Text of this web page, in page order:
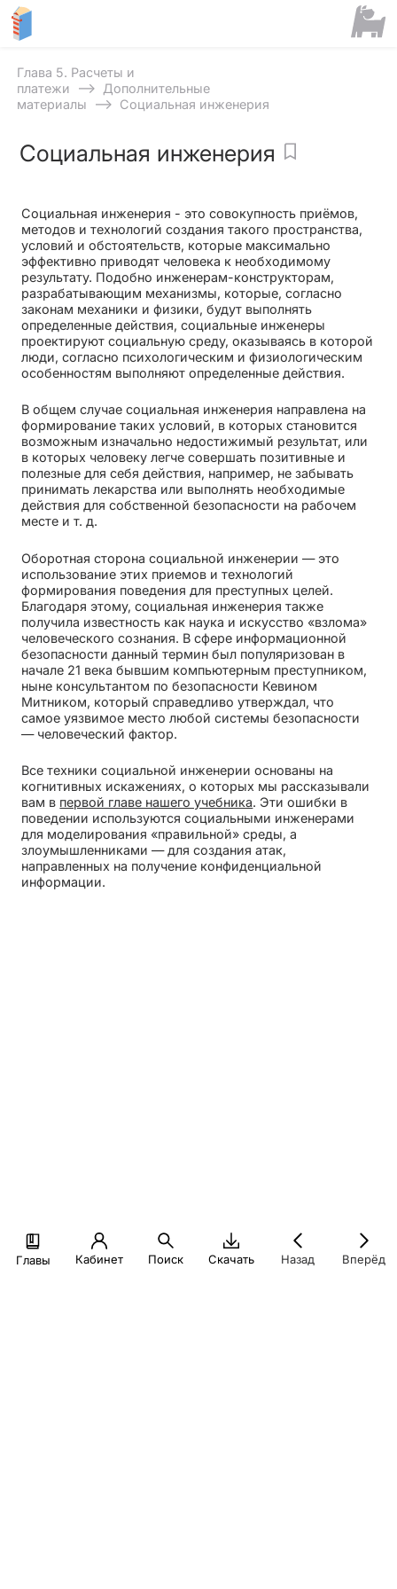
Главы Кабинет Поиск Скачать Назад Вперёд
Глава 5. Расчеты и
платежи
⟶ Дополнительные
материалы
⟶ Социальная инженерия
Социальная инженерия
Социальная инженерия - это совокупность приёмов,
методов и технологий создания такого пространства,
условий и обстоятельств, которые максимально
эффективно приводят человека к необходимому
результату. Подобно инженерам-конструкторам,
разрабатывающим механизмы, которые, согласно
законам механики и физики, будут выполнять
определенные действия, социальные инженеры
проектируют социальную среду, оказываясь в которой
люди, согласно психологическим и физиологическим
особенностям выполняют определенные действия.
В общем случае социальная инженерия направлена на
формирование таких условий, в которых становится
возможным изначально недостижимый результат, или
в которых человеку легче совершать позитивные и
полезные для себя действия, например, не забывать
принимать лекарства или выполнять необходимые
действия для собственной безопасности на рабочем
месте и т. д.
Оборотная сторона социальной инженерии — это
использование этих приемов и технологий
формирования поведения для преступных целей.
Благодаря этому, социальная инженерия также
получила известность как наука и искусство «взлома»
человеческого сознания. В сфере информационной
безопасности данный термин был популяризован в
начале 21 века бывшим компьютерным преступником,
ныне консультантом по безопасности Кевином
Митником, который справедливо утверждал, что
самое уязвимое место любой системы безопасности
— человеческий фактор.
Все техники социальной инженерии основаны на
когнитивных искажениях, о которых мы рассказывали
вам в первой главе нашего учебника. Эти ошибки в
поведении используются социальными инженерами
для моделирования «правильной» среды, а
злоумышленниками — для создания атак,
направленных на получение конфиденциальной
информации.